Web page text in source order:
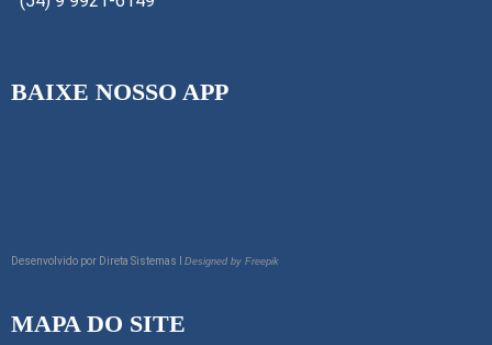
BAIXE NOSSO APP
Desenvolvido por Direta Sistemas I Designed by Freepik
MAPA DO SITE